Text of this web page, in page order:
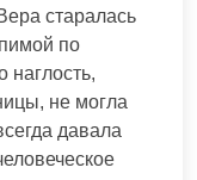
старалась
по
наглость,
не могла
давала